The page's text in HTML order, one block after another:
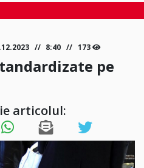
8:40 173
pe
articolul: